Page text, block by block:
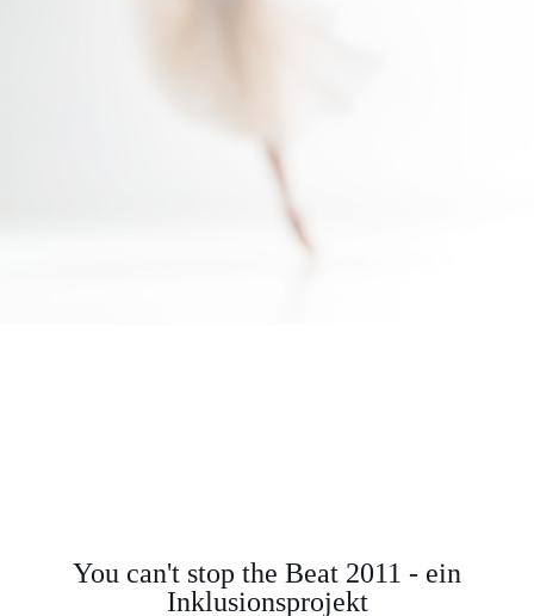
You can't stop the Beat 2011 - ein
Inklusionsprojekt